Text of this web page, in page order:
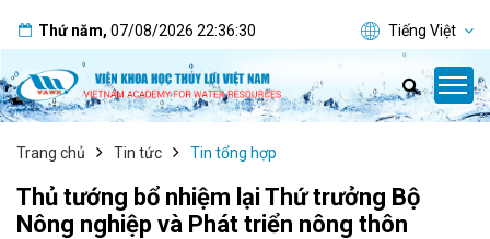
Thứ năm, 07/08/2026 22:36:31 Tiếng Việt
Trang chủ Tin tức Tin tổng hợp
Thủ tướng bổ nhiệm lại Thứ trưởng Bộ
Nông nghiệp và Phát triển nông thôn